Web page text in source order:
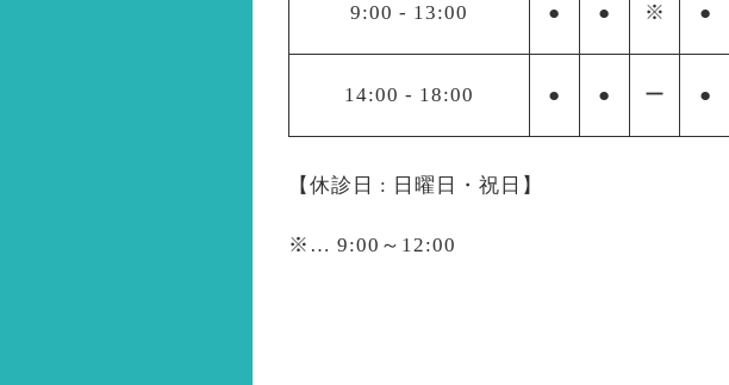
9:00 - 13:00 ● ● ※ ●
14:00 - 18:00 ● ● ー ●
【休診日 : 日曜日・祝日】
※ … 9:00～12:00